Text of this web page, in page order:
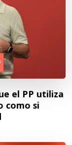
el PP utiliza
como si